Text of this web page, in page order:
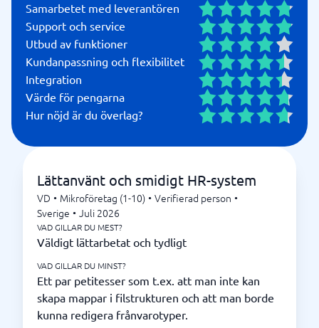
Samarbetet med leverantören
Support och service
Utbud av funktioner
Kundanpassning och flexibilitet
Integration
Värde för pengarna
Hur nöjd är du överlag?
Lättanvänt och smidigt HR-system
VD • Mikroföretag (1-10) • Verifierad person •
Sverige • Juli 2026
VAD GILLAR DU MEST?
Väldigt lättarbetat och tydligt
VAD GILLAR DU MINST?
Ett par petitesser som t.ex. att man inte kan
skapa mappar i filstrukturen och att man borde
kunna redigera frånvarotyper.